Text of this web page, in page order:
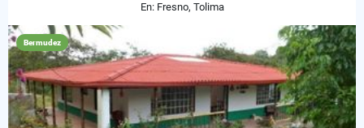
En: Fresno, Tolima
Bermudez